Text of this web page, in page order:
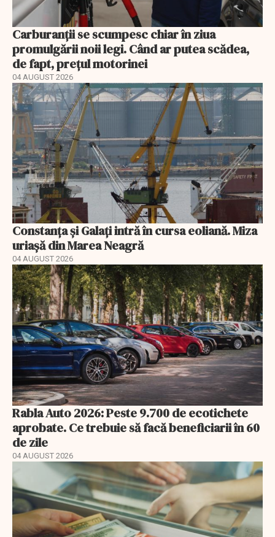
Carburanții se scumpesc chiar în ziua
promulgării noii legi. Când ar putea scădea,
de fapt, prețul motorinei
04 AUGUST 2026
Constanța și Galați intră în cursa eoliană. Miza
uriașă din Marea Neagră
04 AUGUST 2026
Rabla Auto 2026: Peste 9.700 de ecotichete
aprobate. Ce trebuie să facă beneficiarii în 60
de zile
04 AUGUST 2026